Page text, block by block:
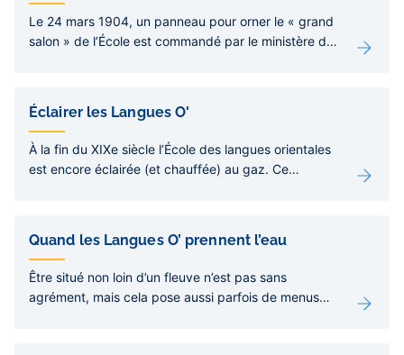
Le 24 mars 1904, un panneau pour orner le « grand
salon » de l’École est commandé par le ministère de
Éclairer les Langues O'
À la fin du XIXe siècle l’École des langues orientales
est encore éclairée (et chauffée) au gaz. Ce
Quand les Langues O’ prennent l’eau
Être situé non loin d’un fleuve n’est pas sans
agrément, mais cela pose aussi parfois de menus